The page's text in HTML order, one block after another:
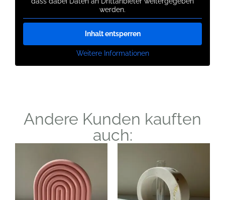
werden.
Inhalt entsperren
Weitere Informationen
Andere Kunden kauften
auch: